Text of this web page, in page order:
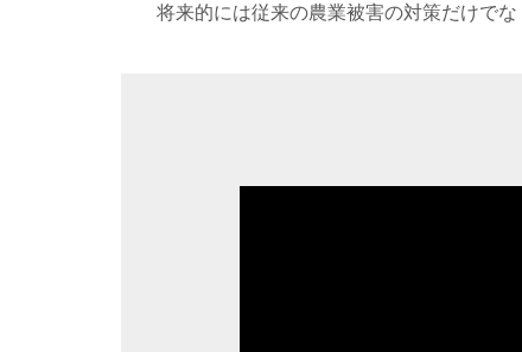
将来的には従来の農業被害の対策だけで